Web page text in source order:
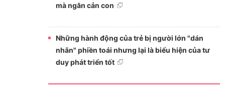
mà ngăn cản con
Những hành động của trẻ bị người lớn "dán
nhãn" phiền toái nhưng lại là biểu hiện của tư
duy phát triển tốt